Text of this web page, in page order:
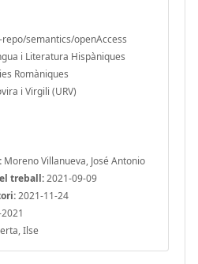
repo/semantics/openAccess
i Literatura Hispàniques
Romàniques
i Virgili (URV)
Moreno Villanueva, José Antonio
treball:2021-09-09
2021-11-24
Ilse